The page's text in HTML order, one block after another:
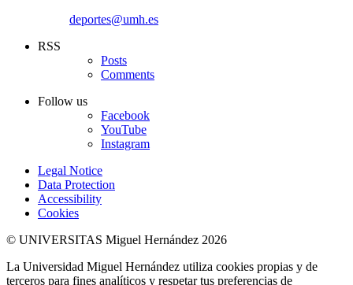
deportes@umh.es
RSS
Posts
Comments
Follow us
Facebook
YouTube
Instagram
Legal Notice
Data Protection
Accessibility
Cookies
© UNIVERSITAS Miguel Hernández 2026
La Universidad Miguel Hernández utiliza cookies propias y de
terceros para fines analíticos y respetar tus preferencias de